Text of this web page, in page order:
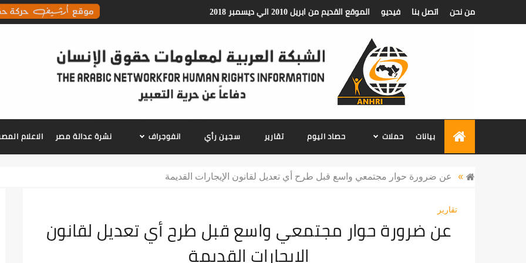
من نحن اتصل بنا فيديو الموقع القديم من ابريل 2010 الي ديسمبر 2018
الشبكة العربية لمعلومات حقوق
بيانات حملات حصاد اليوم تقارير سجين رأي انفوجراف نشرة عدالة مصر الاعلام
» عن ضرورة حوار مجتمعي واسع قبل طرح أي تعديل لقانون الإيجارات القديمة
تقارير
عن ضرورة حوار مجتمعي واسع قبل طرح أي تعديل لقانون
الإيجارات القديمة